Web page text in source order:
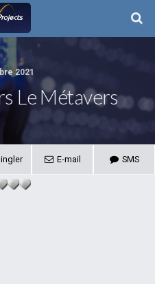
2021
Le Métavers
E-mail SMS